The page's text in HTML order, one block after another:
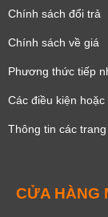
Chính sách đổi trả
Chính sách về giá
Phương thức tiếp
Các điều kiện
Thông tin các
CỬA HÀNG